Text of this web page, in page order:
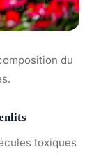
du
toxiques